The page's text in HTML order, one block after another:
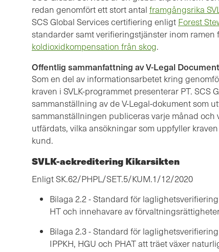
redan genomfört ett stort antal framgångsrika
SCS Global Services certifiering enligt Forest
standarder samt verifieringstjänster inom ramen
koldioxidkompensation från skog.
Offentlig sammanfattning av V-Legal
Som en del av informationsarbetet kring
kraven i SVLK-programmet presenterar PT. SCS
sammanställning av de V-Legal-dokument som
sammanställningen publiceras varje månad och
utfärdats, vilka ansökningar som uppfyller
kund.
SVLK-ackreditering Kikarsikten
Enligt SK.62/PHPL/SET.5/KUM.1/12/2020
Bilaga 2.2 - Standard för
HT och innehavare av
Bilaga 2.3 - Standard för
IPPKH, HGU och PHAT att träet växer